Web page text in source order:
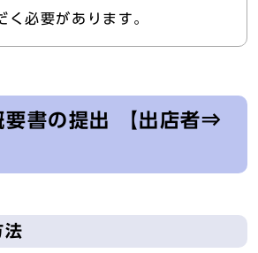
く必要があります。
書の提出 【出店者⇒
法